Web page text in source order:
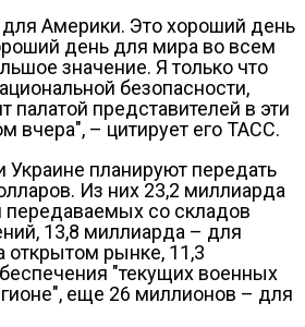
Америки. Это хороший день
день для мира во всем
значение. Я только что
безопасности,
палатой представителей в эти
вчера", – цитирует его ТАСС.
планируют передать
Из них 23,2 миллиарда
со складов
13,8 миллиарда – для
открытом рынке, 11,3
"текущих военных
еще 26 миллионов – для